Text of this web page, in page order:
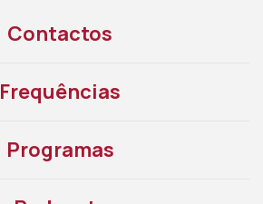
Contactos
Frequências
Programas